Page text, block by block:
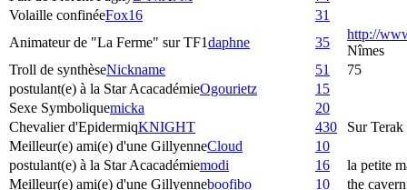
Volaille confinéeFox16
31
Animateur de "La Ferme" sur TF1daphne 35
http://
Nîmes
Troll de synthèseNickname 51
75
postulant(e) à la Star AcacadémieOgourietz
15
Sexe Symboliquemicka
20
Chevalier d'EpidermiqKNIGHT 430
Sur
Meilleur(e) ami(e) d'une GillyenneCloud
10
postulant(e) à la Star Acacadémiemodi 16
la petite
Meilleur(e) ami(e) d'une Gillyenneboofibo 10
the cavern